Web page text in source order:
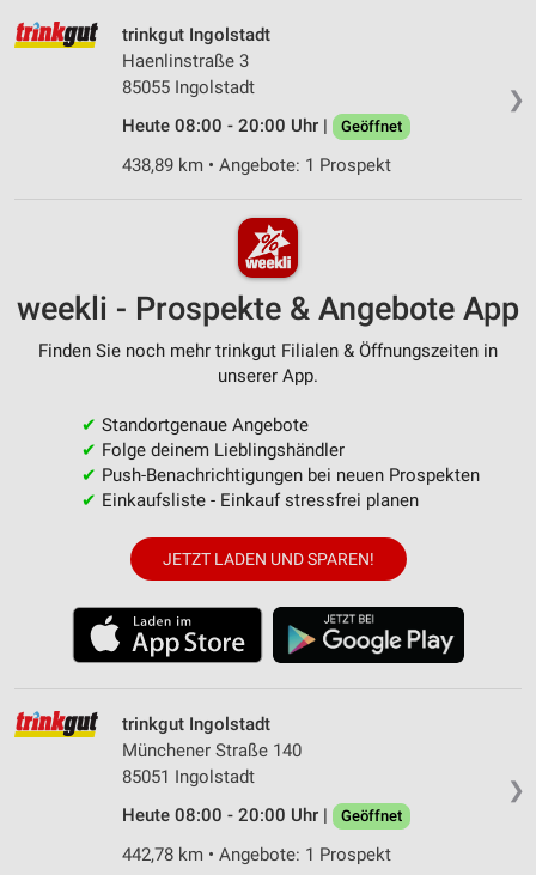
❯
trinkgut Ingolstadt
Haenlinstraße 3
85055 Ingolstadt
Heute 08:00 - 20:00 Uhr |
Geöffnet
438,89 km • Angebote: 1 Prospekt
weekli - Prospekte & Angebote App
Finden Sie noch mehr trinkgut Filialen & Öffnungszeiten in
unserer App.
✔ Standortgenaue Angebote
✔ Folge deinem Lieblingshändler
✔ Push-Benachrichtigungen bei neuen Prospekten
✔ Einkaufsliste - Einkauf stressfrei planen
JETZT LADEN UND SPAREN!
❯
trinkgut Ingolstadt
Münchener Straße 140
85051 Ingolstadt
Heute 08:00 - 20:00 Uhr |
Geöffnet
442,78 km • Angebote: 1 Prospekt